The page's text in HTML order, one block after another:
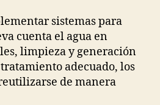
sistemas para
cuenta el agua en
limpieza y generación
adecuado, los
de manera